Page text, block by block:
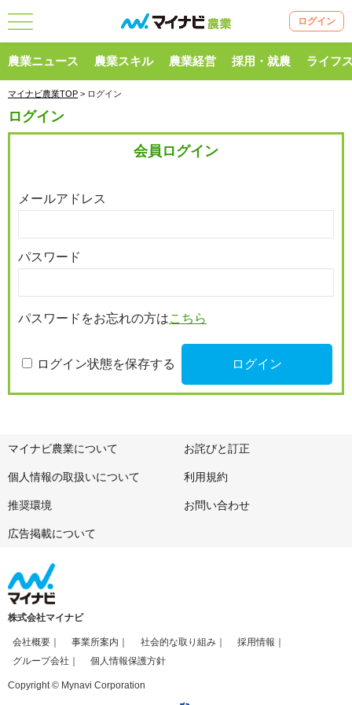
ログイン
農業ニュース 農業スキル 農業経営 採用・就農 ライフ
マイナビ農業TOP > ログイン
ログイン
会員ログイン
メールアドレス
パスワード
パスワードをお忘れの方はこちら
ログイン状態を保存する
マイナビ農業について お詫びと訂正
個人情報の取扱いについて 利用規約
推奨環境 お問い合わせ
広告掲載について
株式会社マイナビ
会社概要 事業所案内 社会的な取り組み
採用情報
グループ会社
個人情報保護方針
Copyright © Mynavi Corporation